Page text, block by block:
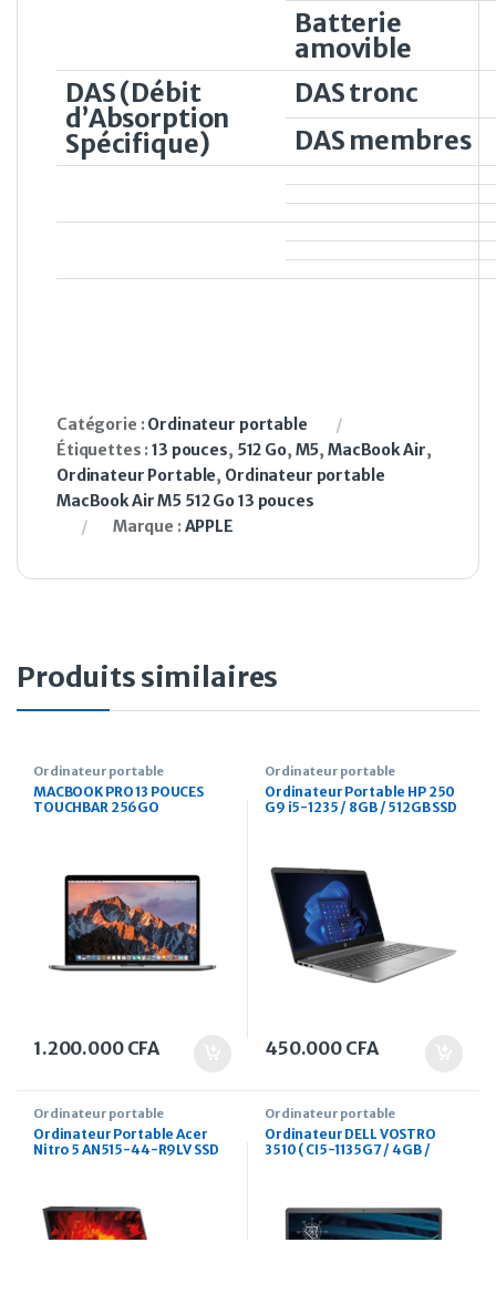
Batterie
amovible
DAS (Débit
d’Absorption
Spécifique)
DAS tronc
DAS membres
Catégorie :Ordinateur portable
Étiquettes :13 pouces, 512 Go, M5,MacBook Air,
Ordinateur Portable, Ordinateur portable
MacBook Air M5 512 Go 13 pouces
Marque :APPLE
Produits similaires
Ordinateur portable
MACBOOK PRO 13 POUCES
TOUCHBAR 256GO
1.200.000 CFA
Ordinateur portable
Ordinateur Portable HP 250
G9 i5-1235 / 8GB / 512GB SSD
450.000 CFA
Ordinateur portable
Ordinateur Portable Acer
Nitro 5 AN515-44-R9LV SSD
Ordinateur portable
Ordinateur DELL VOSTRO
3510 ( CI5-1135G7 / 4GB /